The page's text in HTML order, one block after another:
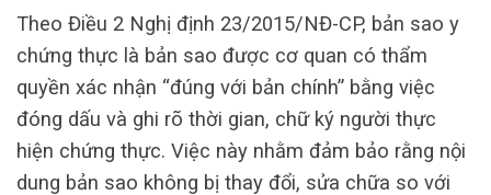
Theo Điều 2 Nghị định 23/2015/NĐ-CP, bản sao y
chứng thực là bản sao được cơ quan có thẩm
quyền xác nhận “đúng với bản chính” bằng việc
đóng dấu và ghi rõ thời gian, chữ ký người thực
hiện chứng thực. Việc này nhằm đảm bảo rằng nội
dung bản sao không bị thay đổi, sửa chữa so với